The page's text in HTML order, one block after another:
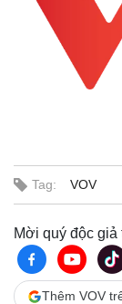
Tag: VOV
Mời quý độc giả
Thêm VOV